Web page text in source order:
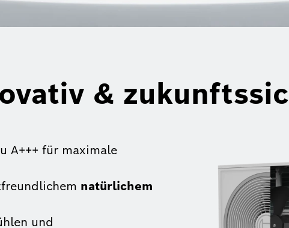
&
A+++ für maximale
natürlichem
und